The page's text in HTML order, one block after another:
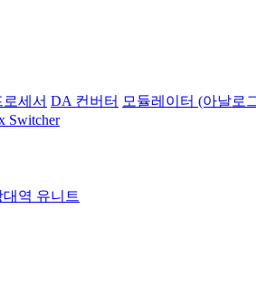
세서 DA 컨버터 모듈레이터 (아날로
Switcher
대역 유니트